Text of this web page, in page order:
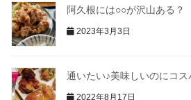
阿久根には○○が沢山ある？
2023年3月3日
通いたい♪美味しいのにコス
2022年8月17日